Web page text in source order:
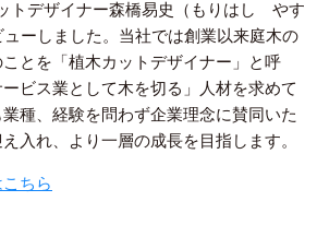
トデザイナー森橋易史（もりはし やす
ューしました。当社では創業以来庭木の
とを「植木カットデザイナー」と呼
ビス業として木を切る」人材を求めて
種、経験を問わず企業理念に賛同いた
入れ、より一層の成長を目指します。
ちら